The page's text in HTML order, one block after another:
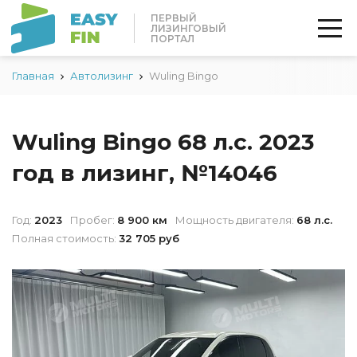
ПЕРВЫЙ
ЛИЗИНГОВЫЙ
ПОРТАЛ
Главная Автолизинг Wuling Bingo
Wuling Bingo 68 л.с. 2023
год в лизинг, №14046
Год: 2023 Пробег: 8 900 км Мощность двигателя: 68 л.с.
Полная стоимость: 32 705 руб